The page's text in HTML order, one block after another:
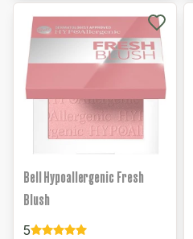
Bell Hypoallergenic Fresh
Blush
5